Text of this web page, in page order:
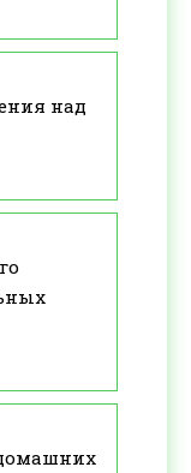
над